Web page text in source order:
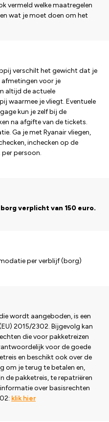
vermeld welke maatregelen
wat je moet doen om het
verschilt het gewicht dat je
afmetingen voor je
altijd de actuele
waarmee je vliegt. Eventuele
kun je zelf bij de
na afgifte van de tickets.
Ga je met Ryanair vliegen,
inchecken op de
per persoon.
verplicht van 150 euro.
per verblijf (borg)
wordt aangeboden, is een
2015/2302. Bijgevolg kan
die voor pakketreizen
voor de goede
en beschikt ook over de
om je terug te betalen en,
de pakketreis, te repatriëren
over basisrechten
klik hier